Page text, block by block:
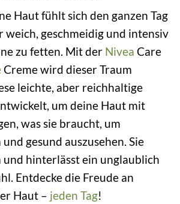
Haut fühlt sich den ganzen Tag
weich, geschmeidig und intensiv
zu fetten. Mit der Nivea Care
Creme wird dieser Traum
leichte, aber reichhaltige
um deine Haut mit
was sie braucht, um
gesund auszusehen. Sie
und hinterlässt ein unglaublich
Entdecke die Freude an
Haut – jeden Tag!